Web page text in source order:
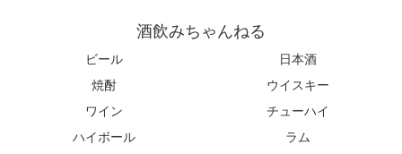
酒飲みちゃんねる
ビール
日本酒
焼酎
ウイスキー
ワイン
チューハイ
ハイボール
ラム